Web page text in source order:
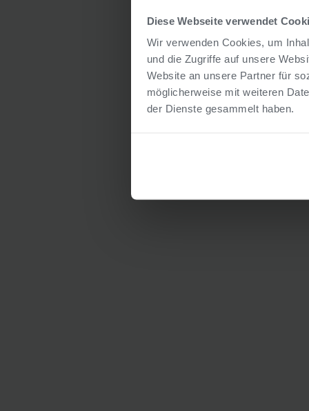
Diese Webseite verwendet
Wir verwenden Cookies, um
und die Zugriffe auf unsere
Website an unsere Partner für
möglicherweise mit weiteren
der Dienste gesammelt haben.